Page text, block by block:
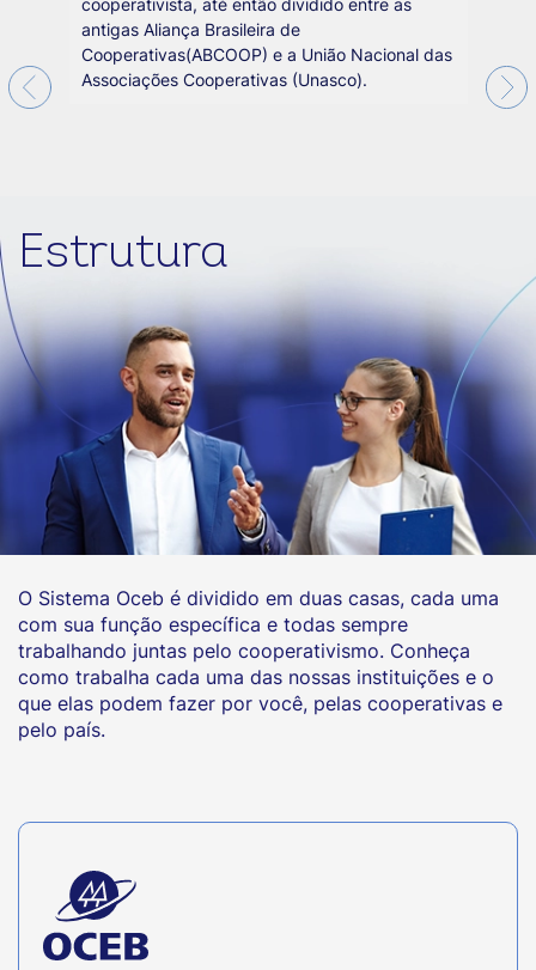
cooperativista, até então dividido entre as
antigas Aliança Brasileira de
Cooperativas(ABCOOP) e a União Nacional das
Associações Cooperativas (Unasco).
Estrutura
O Sistema Oceb é dividido em duas casas, cada uma
com sua função específica e todas sempre
trabalhando juntas pelo cooperativismo. Conheça
como trabalha cada uma das nossas instituições e o
que elas podem fazer por você, pelas cooperativas e
pelo país.